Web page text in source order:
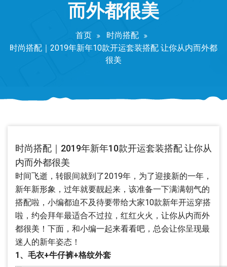
而外都很美
首页
时尚搭配
时尚搭配｜2019年新年10款开运套装搭配 让你从内而外都
很美
时尚搭配｜2019年新年10款开运套装搭配 让你从
内而外都很美
时间飞逝，转眼间就到了2019年，为了迎接新的一年，
新年新形象，过年就要靓起来，该准备一下满满朝气的
搭配啦，小编都迫不及待要带给大家10款新年开运穿搭
啦，约会拜年最适合不过拉，红红火火，让你从内而外
都很美！下面，和小编一起来看看吧，总会让你呈现最
迷人的新年姿态！
1、毛衣+牛仔裤+格纹外套